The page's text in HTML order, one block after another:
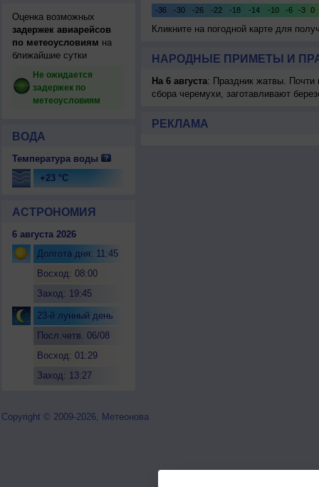
Оценка возможных
задержек авиарейсов
по метеоусловиям на
ближайшие сутки
Не ожидается
задержек по
метеоусловиям
ВОДА
Температура воды
+23 °C
АСТРОНОМИЯ
6 августа 2026
Долгота дня: 11:45
Восход: 08:00
Заход: 19:45
23-й лунный день
Посл.четв. 06/08
Восход: 01:29
Заход: 13:27
Кликните на погодной карте для
НАРОДНЫЕ ПРИМЕТЫ И
На 6 августа: Праздник жатвы. Почти
сбора черемухи, заготавливают
РЕКЛАМА
Copyright © 2009-2026, Метеонова